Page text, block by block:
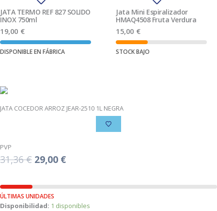
JATA TERMO REF 827 SOLIDO
INOX 750ml
19,00 €
DISPONIBLE EN FÁBRICA
Jata Mini Espiralizador
HMAQ4508 Fruta Verdura
15,00 €
STOCK BAJO
JATA COCEDOR ARROZ JEAR-2510 1L NEGRA
PVP
31,36€ El
original
era:
29,00 €El
actual
es:
ÚLTIMAS UNIDADES
Disponibilidad: 1 disponibles